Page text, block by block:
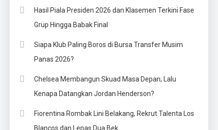
Hasil Piala Presiden 2026 dan Klasemen Terkini Fase
Grup Hingga Babak Final
Siapa Klub Paling Boros di Bursa Transfer Musim
Panas 2026?
Chelsea Membangun Skuad Masa Depan, Lalu
Kenapa Datangkan Jordan Henderson?
Fiorentina Rombak Lini Belakang, Rekrut Talenta Los
Blancos dan Lepas Dua Bek